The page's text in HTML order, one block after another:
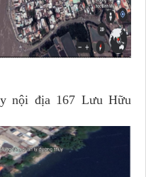
nội địa 167 Lưu Hữu